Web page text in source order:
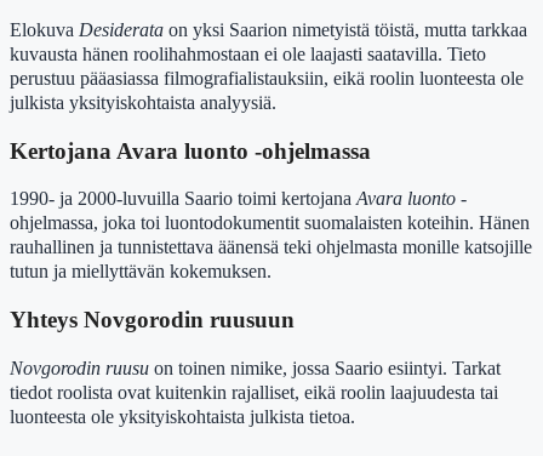
Elokuva Desiderata on yksi Saarion nimetyistä töistä, mutta tarkkaa
kuvausta hänen roolihahmostaan ei ole laajasti saatavilla. Tieto
perustuu pääasiassa filmografialistauksiin, eikä roolin luonteesta ole
julkista yksityiskohtaista analyysiä.
Kertojana Avara luonto -ohjelmassa
1990- ja 2000-luvuilla Saario toimi kertojanaAvara luonto -
ohjelmassa, joka toi luontodokumentit suomalaisten koteihin. Hänen
rauhallinen ja tunnistettava äänensä teki ohjelmasta monille katsojille
tutun ja miellyttävän kokemuksen.
Yhteys Novgorodin ruusuun
Novgorodin ruusu on toinen nimike, jossa Saario esiintyi. Tarkat
tiedot roolista ovat kuitenkin rajalliset, eikä roolin laajuudesta tai
luonteesta ole yksityiskohtaista julkista tietoa.